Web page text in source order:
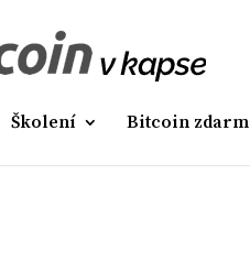
Školení Bitcoin